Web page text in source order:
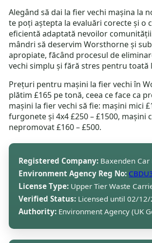
Alegând să dai la fier vechi mașina la
te poți aștepta la evaluări corecte și o
eficientă adaptată nevoilor
mândri să deservim Worsthorne și
apropiate, făcând procesul de
vechi simplu și fără stres pentru toată
Prețuri pentru mașini la fier vechi în
plătim £165 pe tonă, ceea ce face ca
mașini la fier vechi să fie: mașini mici
furgonete și 4x4 £250 – £1500, mașini
nepromovat £160 – £500.
Registered Company: Baxenden
Environment Agency Reg No:
License Type: Upper Tier Waste
Verified Status: Licensed until 02/
Authority: Environment Agency (UK